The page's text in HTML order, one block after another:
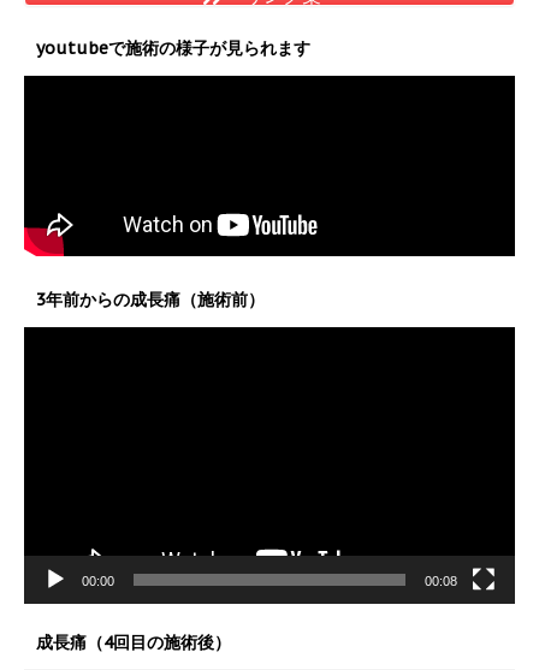
youtubeで施術の様子が見られます
3年前からの成長痛（施術前）
00:00 00:08
成長痛（4回目の施術後）